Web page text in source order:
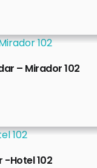
– Mirador 102
-Hotel 102